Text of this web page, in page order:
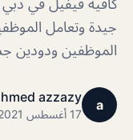
كافيه فيفيل في
جيدة وتعامل
الموظفين ودودين
a
azzazy
17 أغسطس 2021 · 1 دقائق قراءة